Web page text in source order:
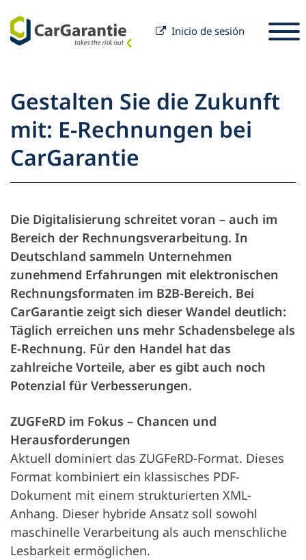
Inicio de sesión
Socios
Propietario del vehículo
Servicio y Soporte
Socios
Propietario del vehículo
Empresa
Gestalten Sie die Zukunft
mit: E-Rechnungen bei
CarGarantie
Die Digitalisierung schreitet voran – auch im
Bereich der Rechnungsverarbeitung. In
Deutschland sammeln Unternehmen
zunehmend Erfahrungen mit elektronischen
Rechnungsformaten im B2B-Bereich. Bei
CarGarantie zeigt sich dieser Wandel deutlich:
Täglich erreichen uns mehr Schadensbelege als
E-Rechnung. Für den Handel hat das
zahlreiche Vorteile, aber es gibt auch noch
Potenzial für Verbesserungen.
ZUGFeRD im Fokus – Chancen und
Herausforderungen
Aktuell dominiert das ZUGFeRD-Format. Dieses
Format kombiniert ein klassisches PDF-
Dokument mit einem strukturierten XML-
Anhang. Dieser hybride Ansatz soll sowohl
maschinelle Verarbeitung als auch menschliche
Lesbarkeit ermöglichen.